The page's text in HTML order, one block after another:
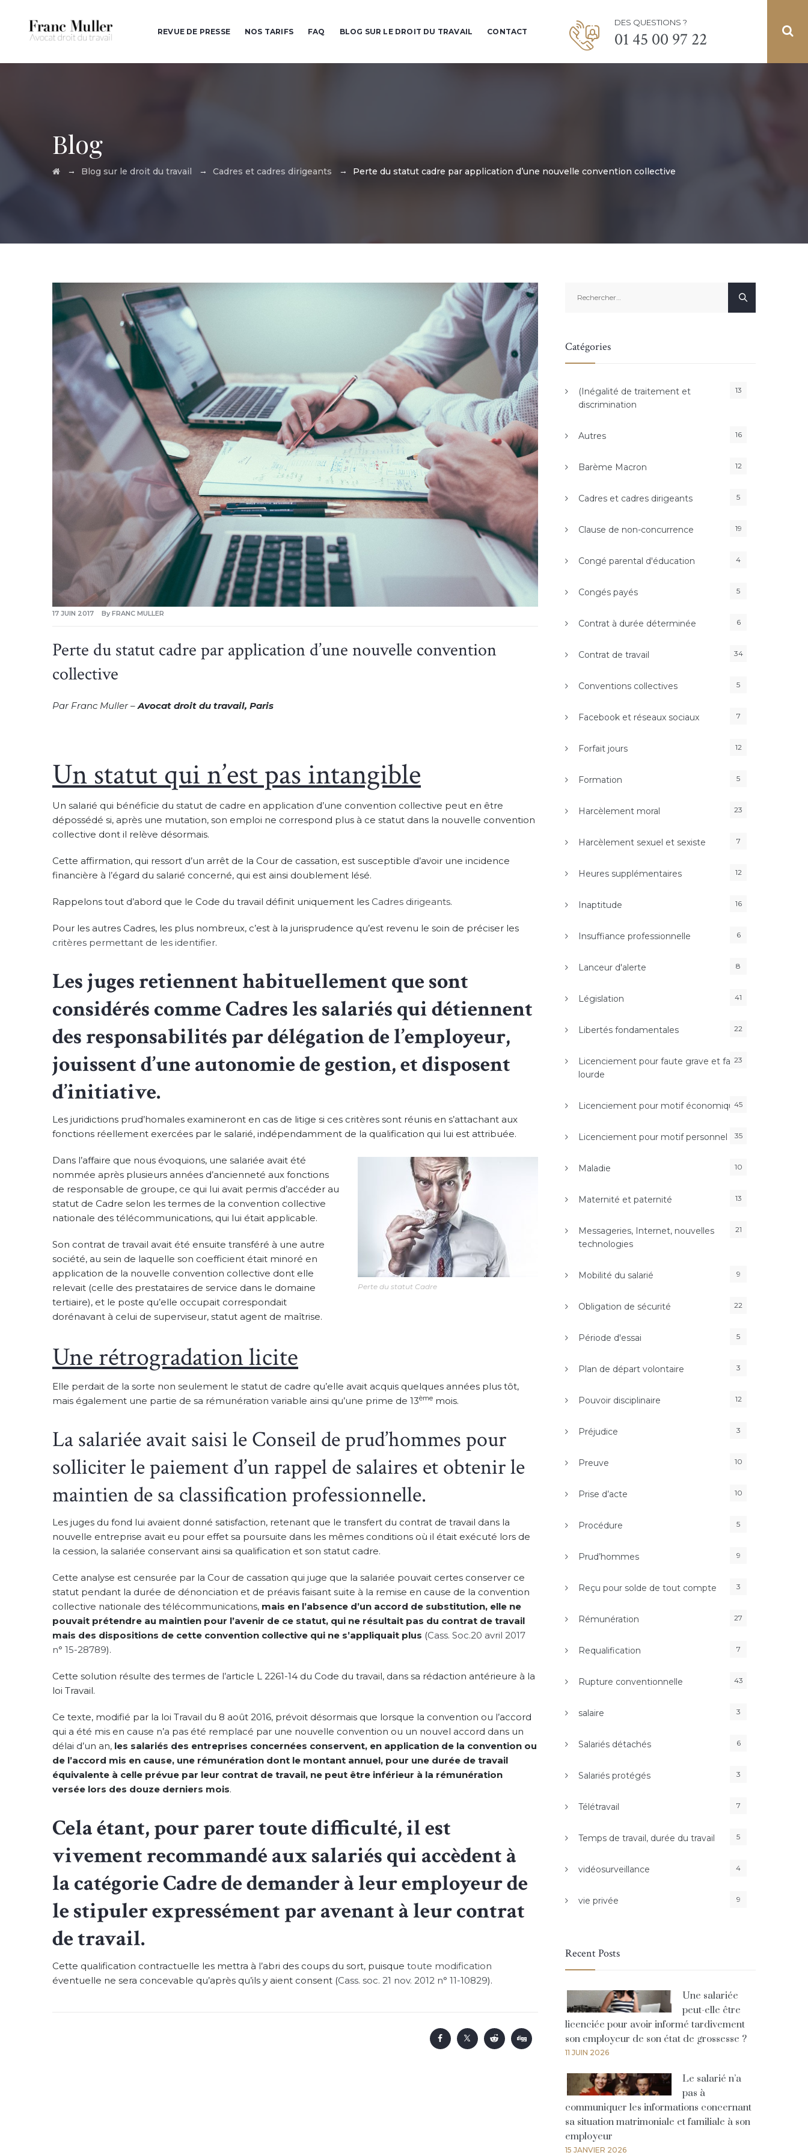
DES QUESTIONS ?
01 45 00 97 22
REVUE DE PRESSE NOS TARIFS FAQ BLOG SUR LE DROIT DU TRAVAIL CONTACT
Blog
→ Blog sur le droit du travail → Cadres et cadres dirigeants → Perte du statut cadre par application d’une nouvelle convention collective
17 JUIN 2017 By FRANC MULLER
Perte du statut cadre par application d’une nouvelle convention
collective
Par Franc Muller –Avocat droit du travail, Paris
Un statut qui n’est pas intangible
Un salarié qui bénéficie du statut de cadre en application d’une convention collective peut en être
dépossédé si, après une mutation, son emploi ne correspond plus à ce statut dans la nouvelle convention
collective dont il relève désormais.
Cette affirmation, qui ressort d’un arrêt de la Cour de cassation, est susceptible d’avoir une incidence
financière à l’égard du salarié concerné, qui est ainsi doublement lésé.
Rappelons tout d’abord que le Code du travail définit uniquement les Cadres dirigeants.
Pour les autres Cadres, les plus nombreux, c’est à la jurisprudence qu’est revenu le soin de préciser les
critères permettant de les identifier.
Les juges retiennent habituellement que sont
considérés comme Cadres les salariés qui détiennent
des responsabilités par délégation de l’employeur,
jouissent d’une autonomie de gestion, et disposent
d’initiative.
Les juridictions prud’homales examineront en cas de litige si ces critères sont réunis en s’attachant aux
fonctions réellement exercées par le salarié, indépendamment de la qualification qui lui est attribuée.
Perte du statut Cadre
Dans l’affaire que nous évoquions, une salariée avait été
nommée après plusieurs années d’ancienneté aux fonctions
de responsable de groupe, ce qui lui avait permis d’accéder au
statut de Cadre selon les termes de la convention collective
nationale des télécommunications, qui lui était applicable.
Son contrat de travail avait été ensuite transféré à une autre
société, au sein de laquelle son coefficient était minoré en
application de la nouvelle convention collective dont elle
relevait (celle des prestataires de service dans le domaine
tertiaire), et le poste qu’elle occupait correspondait
dorénavant à celui de superviseur, statut agent de maîtrise.
Une rétrogradation licite
Elle perdait de la sorte non seulement le statut de cadre qu’elle avait acquis quelques années plus tôt,
mais également une partie de sa rémunération variable ainsi qu’une prime de 13ème mois.
La salariée avait saisi le Conseil de prud’hommes pour
solliciter le paiement d’un rappel de salaires et obtenir le
maintien de sa classification professionnelle.
Les juges du fond lui avaient donné satisfaction, retenant que le transfert du contrat de travail dans la
nouvelle entreprise avait eu pour effet sa poursuite dans les mêmes conditions où il était exécuté lors de
la cession, la salariée conservant ainsi sa qualification et son statut cadre.
Cette analyse est censurée par la Cour de cassation qui juge que la salariée pouvait certes conserver ce
statut pendant la durée de dénonciation et de préavis faisant suite à la remise en cause de la convention
collective nationale des télécommunications, mais en l’absence d’un accord de substitution, elle ne
pouvait prétendre au maintien pour l’avenir de ce statut, qui ne résultait pas du contrat de travail
mais des dispositions de cette convention collective qui ne s’appliquait plus (Cass. Soc.20 avril 2017
n° 15-28789).
Cette solution résulte des termes de l’article L 2261-14 du Code du travail, dans sa rédaction antérieure à la
loi Travail.
Ce texte, modifié par la loi Travail du 8 août 2016, prévoit désormais que lorsque la convention ou l’accord
qui a été mis en cause n’a pas été remplacé par une nouvelle convention ou un nouvel accord dans un
délai d’un an, les salariés des entreprises concernées conservent, en application de la convention ou
de l’accord mis en cause, une rémunération dont le montant annuel, pour une durée de travail
équivalente à celle prévue par leur contrat de travail, ne peut être inférieur à la rémunération
versée lors des douze derniers mois.
Cela étant, pour parer toute difficulté, il est
vivement recommandé aux salariés qui accèdent à
la catégorie Cadre de demander à leur employeur de
le stipuler expressément par avenant à leur contrat
de travail.
Cette qualification contractuelle les mettra à l’abri des coups du sort, puisque toute modification
éventuelle ne sera concevable qu’après qu’ils y aient consent (Cass. soc. 21 nov. 2012 n° 11-10829).
Catégories
(Inégalité de traitement et
discrimination
13
Autres 16
Barème Macron 12
Cadres et cadres dirigeants 5
Clause de non-concurrence 19
Congé parental d'éducation 4
Congés payés 5
Contrat à durée déterminée 6
Contrat de travail 34
Conventions collectives 5
Facebook et réseaux sociaux 7
Forfait jours 12
Formation 5
Harcèlement moral 23
Harcèlement sexuel et sexiste 7
Heures supplémentaires 12
Inaptitude 16
Insuffiance professionnelle 6
Lanceur d'alerte 8
Législation 41
Libertés fondamentales 22
Licenciement pour faute grave et faute
lourde
23
Licenciement pour motif économique
45
Licenciement pour motif personnel 35
Maladie 10
Maternité et paternité 13
Messageries, Internet, nouvelles
technologies
21
Mobilité du salarié 9
Obligation de sécurité 22
Période d'essai 5
Plan de départ volontaire 3
Pouvoir disciplinaire 12
Préjudice 3
Preuve 10
Prise d’acte 10
Procédure 5
Prud’hommes 9
Reçu pour solde de tout compte 3
Rémunération 27
Requalification 7
Rupture conventionnelle 43
salaire 3
Salariés détachés 6
Salariés protégés 3
Télétravail 7
Temps de travail, durée du travail 5
vidéosurveillance 4
vie privée 9
Recent Posts
Une salariée
peut-elle être
licenciée pour avoir informé tardivement
son employeur de son état de grossesse ?
11 JUIN 2026
Le salarié n’a
pas à
communiquer les informations concernant
sa situation matrimoniale et familiale à son
employeur
15 JANVIER 2026